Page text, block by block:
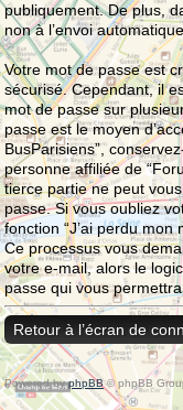
publiquement. De plus,
non à l’envoi
Votre mot de passe est
sécurisé. Cependant, il
mot de passe sur
passe est le moyen
BusParisiens”,
personne affiliée de
tierce partie ne peut
passe. Si vous oubliez
fonction “J’ai perdu
Ce processus vous
votre e-mail, alors le
passe qui vous
Retour à l’écran de
Powered byphpBB© phpBB